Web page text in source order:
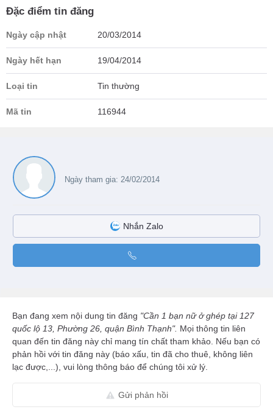
Đặc điểm tin đăng
Ngày cập nhật 20/03/2014
Ngày hết hạn 19/04/2014
Loại tin Tin thường
Mã tin 116944
Ngày tham gia: 24/02/2014
Nhắn Zalo
Bạn đang xem nội dung tin đăng "Cần 1 bạn nữ ở ghép tại 127
quốc lộ 13, Phường 26, quận Bình Thạnh". Mọi thông tin liên
quan đến tin đăng này chỉ mang tín chất tham khảo. Nếu bạn có
phản hồi với tin đăng này (báo xấu, tin đã cho thuê, không liên
lạc được,...), vui lòng thông báo để chúng tôi xử lý.
Gửi phản hồi